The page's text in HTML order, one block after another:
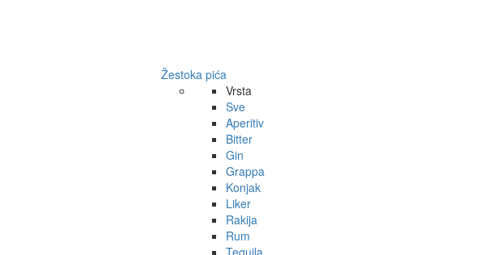
Žestoka pića
Vrsta
Sve
Aperitiv
Bitter
Gin
Grappa
Konjak
Liker
Rakija
Rum
Tequila